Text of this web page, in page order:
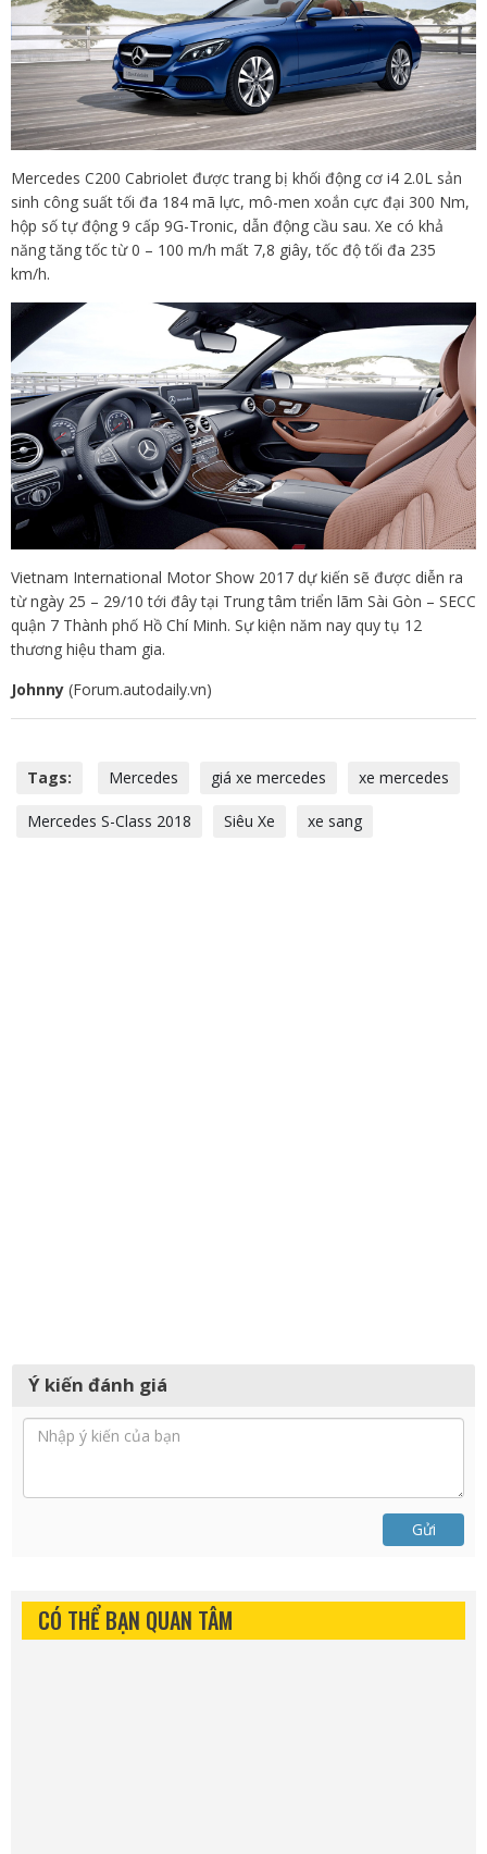
Mercedes C200 Cabriolet được trang bị khối động cơ i4 2.0L sản
sinh công suất tối đa 184 mã lực, mô-men xoắn cực đại 300 Nm,
hộp số tự động 9 cấp 9G-Tronic, dẫn động cầu sau. Xe có khả
năng tăng tốc từ 0 – 100 m/h mất 7,8 giây, tốc độ tối đa 235
km/h.
Vietnam International Motor Show 2017 dự kiến sẽ được diễn ra
từ ngày 25 – 29/10 tới đây tại Trung tâm triển lãm Sài Gòn – SECC
quận 7 Thành phố Hồ Chí Minh. Sự kiện năm nay quy tụ 12
thương hiệu tham gia.
Johnny (Forum.autodaily.vn)
Tags: Mercedes giá xe mercedes xe mercedes
Mercedes S-Class 2018 Siêu Xe xe sang
Ý kiến đánh giá
Gửi
CÓ THỂ BẠN QUAN TÂM